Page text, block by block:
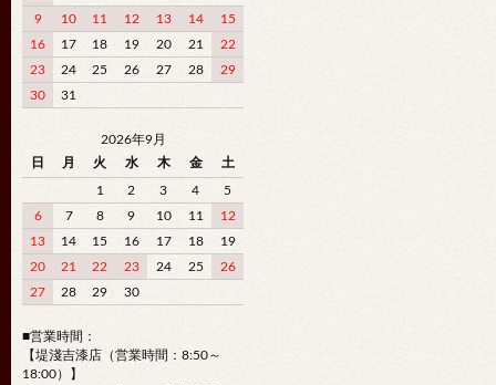
9
10 11 12 13 14
15
16
17 18 19 20 21
22
23
24 25 26 27 28
29
30
31
2026年9月
日
月 火 水 木 金 土
1 2 3 4
5
6
7 8 9 10 11
12
13
14 15 16 17 18
19
20
21 22 23 24 25
26
27
28 29 30
■営業時間：
【堤淺吉漆店（営業時間：8:50～
18:00）】